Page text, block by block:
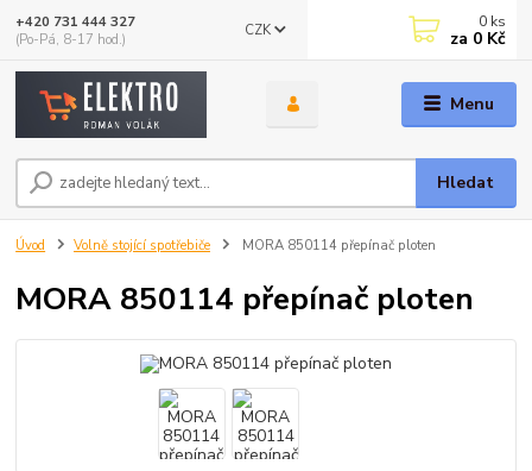
Menu
CZK
Hledat
+420 731 444 327
(Po-Pá, 8-17 hod.)
0 ks
za 0 Kč
Úvod Volně stojící spotřebiče MORA 850114 přepínač ploten
MORA 850114 přepínač ploten